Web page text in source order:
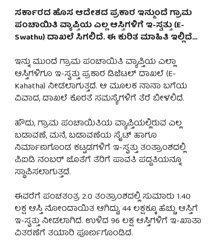
ಸರ್ಕಾರದ ಹೊಸ ಆದೇಶದ ಪ್ರಕಾರ ಇನ್ಮುಂದೆ ಗ್ರಾಮ
ಪಂಚಾಯಿತಿ ವ್ಯಾಪ್ತಿಯ ಎಲ್ಲ ಆಸ್ತಿಗಳಿಗೆ ಇ-ಸ್ವತ್ತು (E-
Swathu) ದಾಖಲೆ ಸಿಗಲಿದೆ. ಈ ಕುರಿತ ಮಾಹಿತಿ ಇಲ್ಲಿದೆ…
ಇನ್ನು ಮುಂದೆ ಗ್ರಾಮ ಪಂಚಾಯಿತಿ ವ್ಯಾಪ್ತಿಯ ಎಲ್ಲಾ
ಆಸ್ತಿಗಳಿಗೂ ಇ-ಸ್ವತ್ತು ಪ್ರಕಾರ ಡಿಜಿಟಲ್ ದಾಖಲೆ (E-
Kahatha) ನೀಡಲಾಗುತ್ತದೆ. ಆ ಮೂಲಕ ನಾನಾ ಬಗೆಯ
ವಿವಾದ, ದಾಖಲೆ ಕೊರತೆ ಸಮಸ್ಯೆಗಳಿಗೆ ತೆರೆ ಬೀಳಲಿದೆ.
ಹೌದು, ಗ್ರಾಮ ಪಂಚಾಯಿತಿಯ ವ್ಯಾಪ್ತಿಯಲ್ಲಿರುವ ಎಲ್ಲ
ಬಡಾವಣೆ, ಮನೆ, ಬಡಾವಣೆಯ ಸೈಟ್ ಹಾಗೂ
ನಿರ್ಮಾಣಗೊಂಡ ಕಟ್ಟಡಗಳಿಗೆ ಇ-ಸ್ವತ್ತು ತಂತ್ರಾಂಶದಲ್ಲಿ
ಪಿಐಡಿ ನಂಬರ್ ಜೊತೆಗೆ ತೆರಿಗೆ ಪಾವತಿ ಪದ್ದತಿಯನ್ನೂ
ಸ್ಥಾಪಿಸಲಾಗುತ್ತದೆ.
ಈವರೆಗೆ ಪಂಚತಂತ್ರ 2.0 ತಂತ್ರಾಂಶದಲ್ಲಿ ಸುಮಾರು 1.40
ಲಕ್ಷ ಆಸ್ತಿ ನೋಂದಾಯಿತ ಆಗಿದ್ದು, 44 ಲಕ್ಷಕ್ಕೂ ಹೆಚ್ಚು ಆಸ್ತಿಗೆ
ಇ-ಸ್ವತ್ತು ನೀಡಲಾಗಿದೆ. ಉಳಿದ 96 ಲಕ್ಷ ಆಸ್ತಿಗಳಿಗೆ ಇ-ಖಾತಾ
ವಿತರಣೆಗೆ ತಯಾರಿ ಪೂರ್ಣಗೊಂಡಿದೆ.